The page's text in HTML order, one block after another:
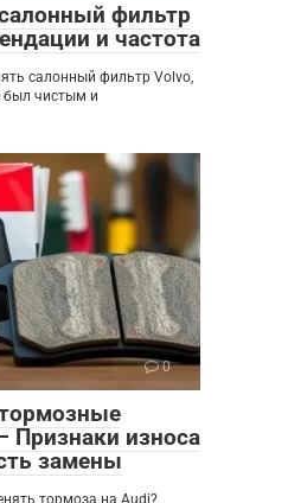
фильтр
и частота
салонный фильтр Volvo,
был чистым и
0
Признаки износа
замены